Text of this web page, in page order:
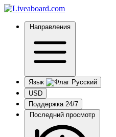
Направления
Язык
USD
Поддержка 24/7
Последний просмотр